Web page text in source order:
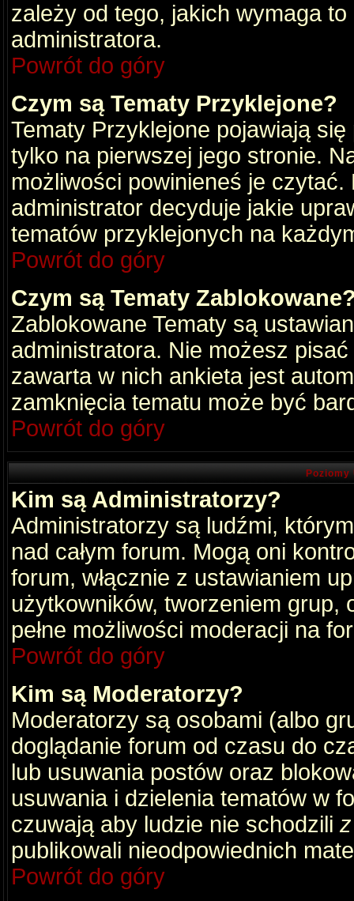
zależy od tego, jakich wymaga
administratora.
Powrót do góry
Czym są Tematy Przyklejone?
Tematy Przyklejone pojawiają
tylko na pierwszej jego stronie.
możliwości powinieneś je czytać.
administrator decyduje jakie
tematów przyklejonych na
Powrót do góry
Czym są Tematy
Zablokowane Tematy są
administratora. Nie możesz
zawarta w nich ankieta jest
zamknięcia tematu może być
Powrót do góry
Kim są Administratorzy?
Administratorzy są ludźmi,
nad całym forum. Mogą oni
forum, włącznie z ustawianiem
użytkowników, tworzeniem grup,
pełne możliwości moderacji na
Powrót do góry
Kim są Moderatorzy?
Moderatorzy są osobami (albo
doglądanie forum od czasu do
lub usuwania postów oraz
usuwania i dzielenia tematów w
czuwają aby ludzie nie schodzili
publikowali nieodpowiednich
Powrót do góry